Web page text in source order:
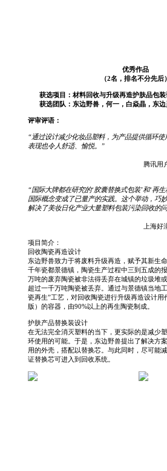
优秀作品
（2名，排名不分先后）
获选项目：材料回收与升级再造护肤品包
获选团队：东边野兽，何一，白焱晶，东
评审评语：
“通过设计减少化妆品塑料，为产品提供循环
表现也令人舒适、愉悦。”
腾讯用
“国际大牌都在研究的‘胶囊替换式包装’和‘再
国际概念变成了已量产的实践。这个举动，巧
解决了美妆日化产业大量塑料包装污染回收的
上海好
项目简介：
回收陶瓷再造设计
东边野兽致力于将废料升级再造，赋予其新生
千年瓷都景德镇，陶瓷生产过程中三到五成的
万吨的废弃陶瓷被非法得丢弃在城镇的垃圾堆
超过一千万吨陶瓷被丢弃。通过与景德镇当地
瓷再生”工艺，对回收陶瓷进行升级再造设计用
版）的容器，由90%以上的再生陶瓷制成。
护肤产品替换装设计
在无法完全消灭塑料的当下，更实际的是减少
环使用的可能。于是，东边野兽提出了解决
用的外壳，搭配以替换芯。与此同时，尽可能
证替换芯可进入到回收系统。